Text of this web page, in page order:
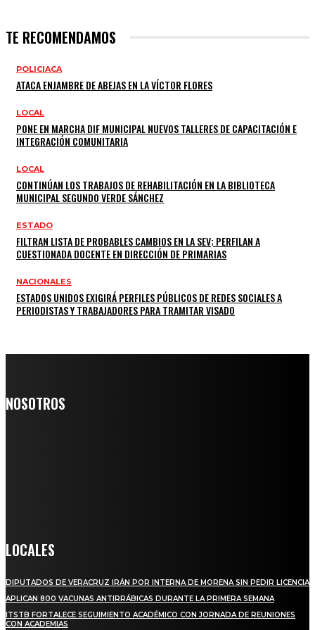
TE RECOMENDAMOS
POLICIACA
ATACA ENJAMBRE DE ABEJAS EN LA VÍCTOR FLORES
LOCAL
PONE EN MARCHA DIF MUNICIPAL NUEVOS TALLERES DE CAPACITACIÓN E
INTEGRACIÓN COMUNITARIA
LOCAL
CONTINÚAN LOS TRABAJOS DE REHABILITACIÓN EN LA BIBLIOTECA
MUNICIPAL SEGUNDO VERDE SÁNCHEZ
ESTADO
FILTRAN LISTA DE PROBABLES CAMBIOS EN LA SEV; PERFILAN A
CUESTIONADA DOCENTE EN DIRECCIÓN DE PRIMARIAS
NACIONALES
ESTADOS UNIDOS EXIGIRÁ PERFILES PÚBLICOS DE REDES SOCIALES A
PERIODISTAS Y TRABAJADORES PARA TRAMITAR VISADO
NOSOTROS
LOCALES
DIPUTADOS DE VERACRUZ IRÁN POR INTERNA DE MORENA SIN PEDIR LICENCIA
APLICAN 800 VACUNAS ANTIRRÁBICAS DURANTE LA PRIMERA SEMANA
ITSTB FORTALECE SEGUIMIENTO ACADÉMICO CON JORNADA DE REUNIONES
CON ACADEMIAS